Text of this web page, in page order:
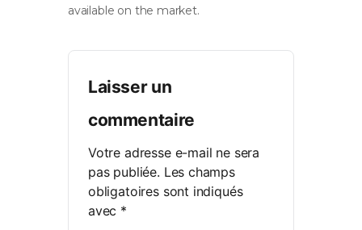
available on the market.
Laisser un
commentaire
Votre adresse e-mail ne sera
pas publiée. Les champs
obligatoires sont indiqués
avec *